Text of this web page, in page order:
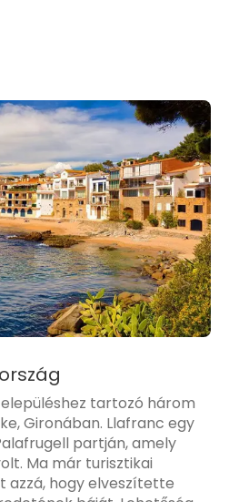
tartozó három
Gironában. Llafranc egy
partján, amely
Ma már turisztikai
azzá, hogy elveszítette